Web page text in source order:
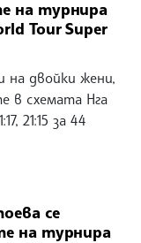
на турнира
Tour Super
на двойки жени,
в схемата Нга
21:15 за 44
се
на турнира